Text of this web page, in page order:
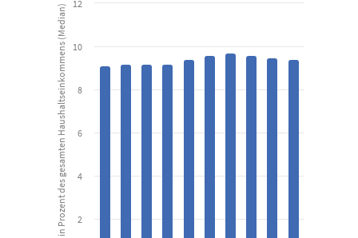
Bar chart with 10 bars.
Kanton Luzern
View as data table, Steuerbelastung seit 2014
The chart has 1 X axis displaying categories.
The chart has 1 Y axis displaying in Prozent des gesamten
in Prozent des gesamten Haushaltseinkommens (Median) 2
4
6
8
10
12